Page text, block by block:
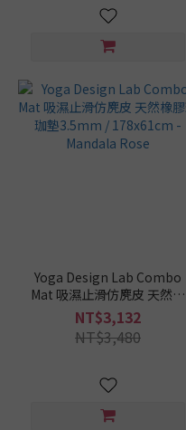
Yoga Design Lab Combo
Mat 吸濕止滑仿麂皮 天然橡
膠瑜珈墊3.5mm /
178x61cm - Mandala Rose
NT$3,132
NT$3,480